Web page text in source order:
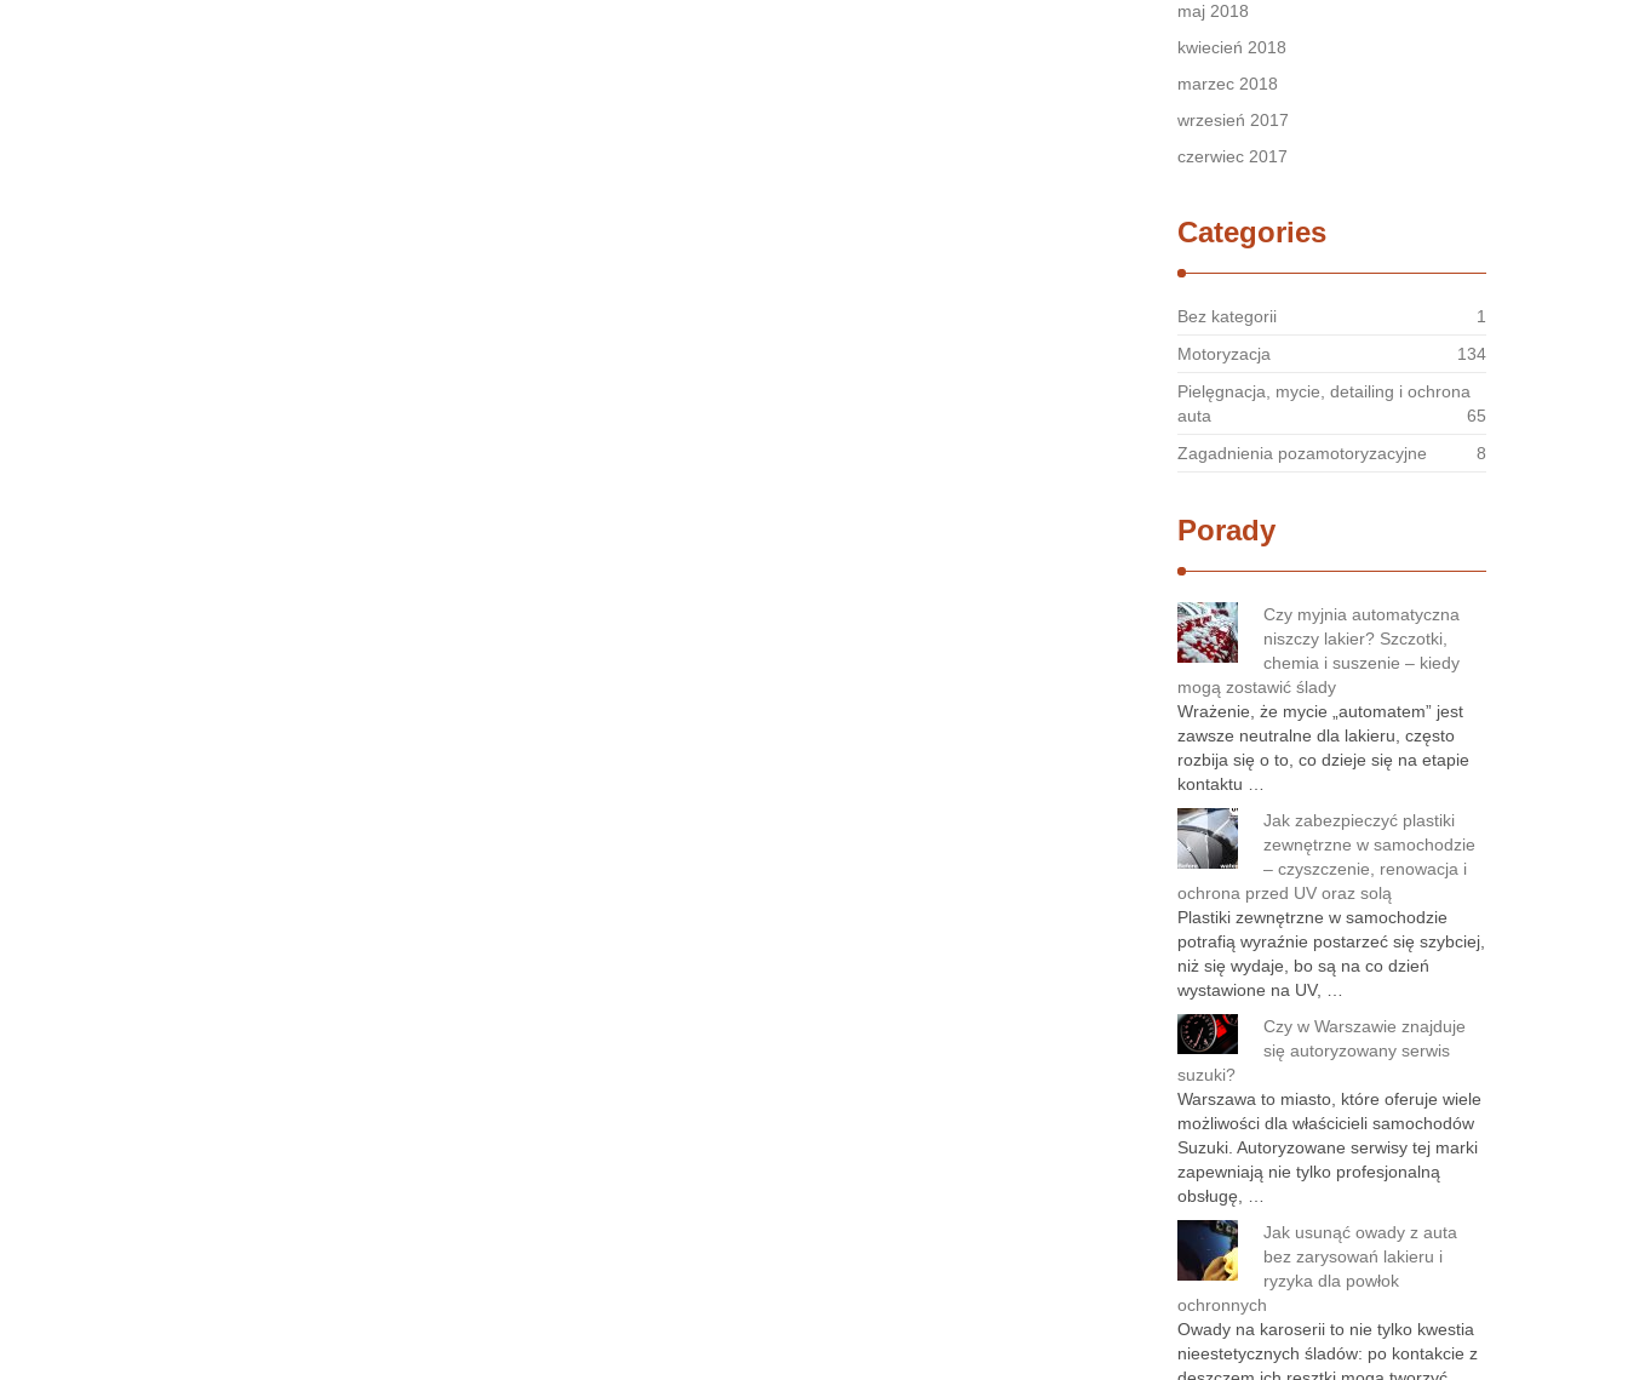
maj 2018
kwiecień 2018
marzec 2018
wrzesień 2017
czerwiec 2017
Categories
Bez kategorii
1
Motoryzacja
134
Pielęgnacja, mycie, detailing i ochrona
auta
65
Zagadnienia pozamotoryzacyjne
8
Porady
Czy myjnia automatyczna
niszczy lakier? Szczotki,
chemia i suszenie – kiedy
mogą zostawić ślady
Wrażenie, że mycie „automatem” jest
zawsze neutralne dla lakieru, często
rozbija się o to, co dzieje się na etapie
kontaktu …
Jak zabezpieczyć plastiki
zewnętrzne w samochodzie
– czyszczenie, renowacja i
ochrona przed UV oraz solą
Plastiki zewnętrzne w samochodzie
potrafią wyraźnie postarzeć się szybciej,
niż się wydaje, bo są na co dzień
wystawione na UV, …
Czy w Warszawie znajduje
się autoryzowany serwis
suzuki?
Warszawa to miasto, które oferuje wiele
możliwości dla właścicieli samochodów
Suzuki. Autoryzowane serwisy tej marki
zapewniają nie tylko profesjonalną
obsługę, …
Jak usunąć owady z auta
bez zarysowań lakieru i
ryzyka dla powłok
ochronnych
Owady na karoserii to nie tylko kwestia
nieestetycznych śladów: po kontakcie z